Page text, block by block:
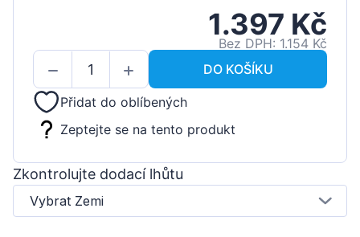
1.397 Kč
Bez DPH: 1.154 Kč
DO KOŠÍKU
Přidat do oblíbených
Zeptejte se na tento produkt
Zkontrolujte dodací lhůtu
Vybrat Zemi